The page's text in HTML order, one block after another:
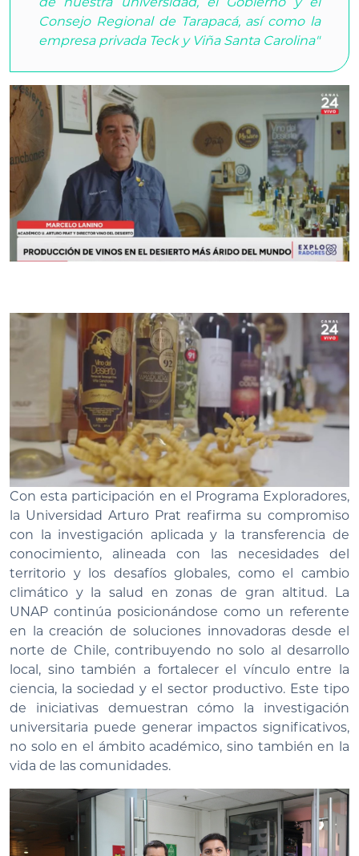
Consejo Regional de Tarapacá, así como la
empresa privada Teck y Viña Santa Carolina"
Con esta participación en el Programa Exploradores,
la Universidad Arturo Prat reafirma su compromiso
con la investigación aplicada y la transferencia de
conocimiento, alineada con las necesidades del
territorio y los desafíos globales, como el cambio
climático y la salud en zonas de gran altitud. La
UNAP continúa posicionándose como un referente
en la creación de soluciones innovadoras desde el
norte de Chile, contribuyendo no solo al desarrollo
local, sino también a fortalecer el vínculo entre la
ciencia, la sociedad y el sector productivo. Este tipo
de iniciativas demuestran cómo la investigación
universitaria puede generar impactos significativos,
no solo en el ámbito académico, sino también en la
vida de las comunidades.